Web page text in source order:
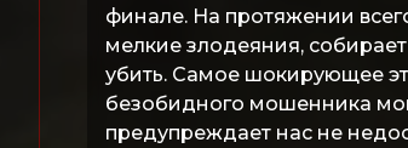
финале. На протяжении
мелкие злодеяния,
убить. Самое шокирующее
безобидного мошенника
предупреждает нас не